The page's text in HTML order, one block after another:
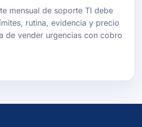
mensual de soporte TI debe
rutina, evidencia y precio
de vender urgencias con cobro